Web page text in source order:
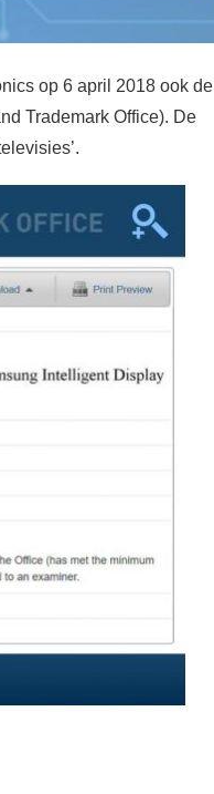
op 6 april 2018 ook de
Trademark Office). De